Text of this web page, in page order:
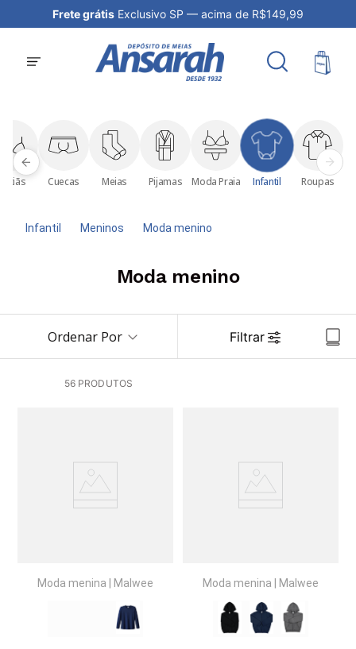
Frete grátis Exclusivo SP — acima de R$149,99
Sutiãs Cuecas Meias Pijamas Moda Praia Infantil Roupas
Infantil Meninos Moda menino
Moda menino
Ordenar Por Filtrar
56 PRODUTOS
Moda menina Malwee Moda menina Malwee